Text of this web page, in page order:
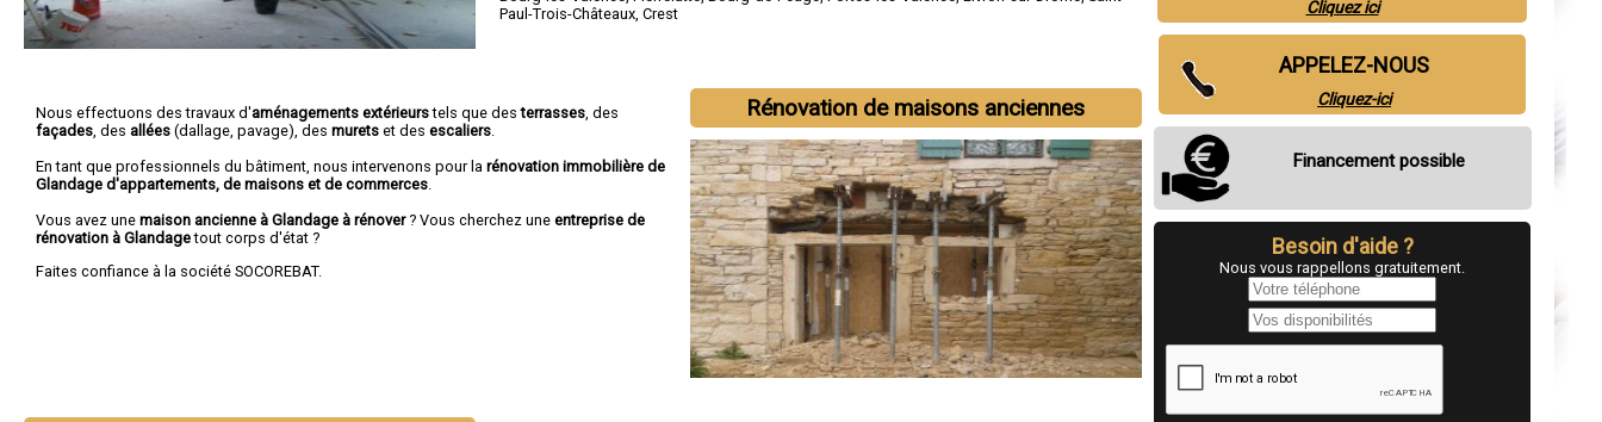
Paul-Trois-Châteaux ,Crest
Rénovation de maisons anciennes
Nous effectuons des travaux d'aménagements extérieurstels que desterrasses , des
façades , des allées (dallage, pavage), des murets et des escaliers
En tant que professionnels du bâtiment, nous intervenons pour la rénovation immobilière de
Glandage d'appartements, de maisons et de commerces
Vous avez une maison ancienne à Glandage à rénover? Vous cherchez une entreprise de
rénovation à Glandagetout corps d'état ?
Faites confiance à la société SOCOREBAT.
Cliquez ici
APPELEZ-NOUS
Cliquez-ici
Financement possible
Besoin d'aide ?
Nous vous rappellons gratuitement.